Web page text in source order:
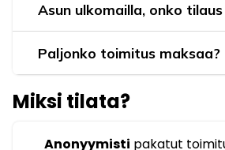
Asun ulkomailla, onko
Paljonko toimitus maksaa?
Miksi tilata?
Anonyymisti pakatut